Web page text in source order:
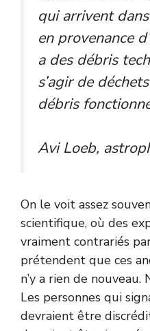
qui arrivent
en provenance
a des débris
s’agir de
débris
Avi Loeb,
On le voit assez
scientifique, où des
vraiment contrariés
prétendent que ces
n’y a rien de
Les personnes qui
devraient être